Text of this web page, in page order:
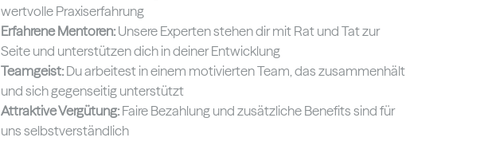
wertvolle Praxiserfahrung
Erfahrene Mentoren:Unsere Experten stehen dir mit Rat und Tat zur
Seite und unterstützen dich in deiner Entwicklung
Teamgeist:Du arbeitest in einem motivierten Team, das zusammenhält
und sich gegenseitig unterstützt
Attraktive Vergütung:Faire Bezahlung und zusätzliche Benefits sind für
uns selbstverständlich